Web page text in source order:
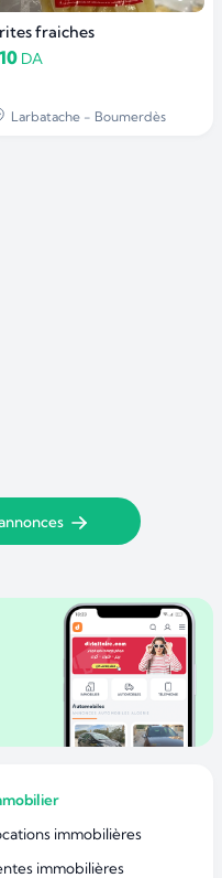
fraiches
DA
Larbatache - Boumerdès
immobilières
immobilières